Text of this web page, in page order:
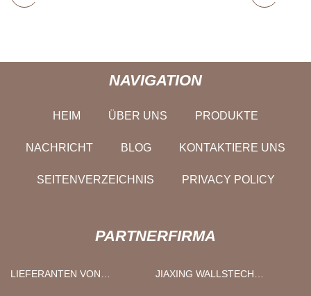
NAVIGATION
HEIM ÜBER UNS PRODUKTE
NACHRICHT BLOG KONTAKTIERE UNS
SEITENVERZEICHNIS PRIVACY POLICY
PARTNERFIRMA
LIEFERANTEN VON
JIAXING WALLSTECH